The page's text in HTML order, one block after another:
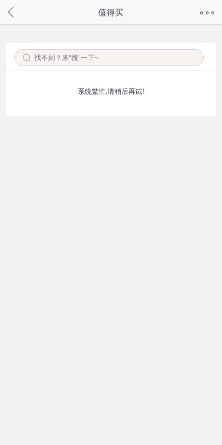
请通过微信或支付宝搜“奇兔客小程序”访问
值得买
系统繁忙,请稍后再试!